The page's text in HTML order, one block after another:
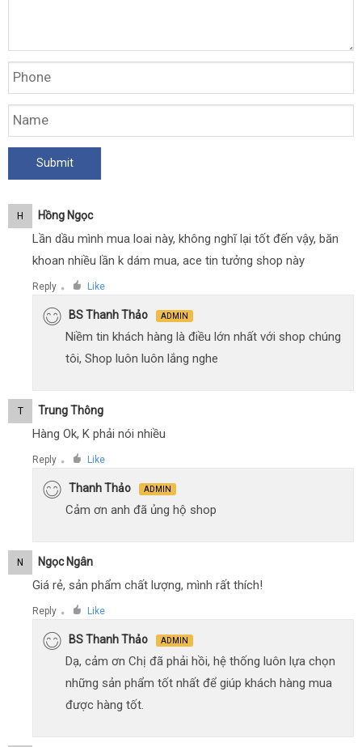
H Hồng Ngọc
Lần dầu mình mua loai này, không nghĩ lại tốt đến vậy, băn
khoan nhiều lần k dám mua, ace tin tưởng shop này
Reply ● Like
BS Thanh Thảo ADMIN
Niềm tin khách hàng là điều lớn nhất với shop chúng
tôi, Shop luôn luôn lắng nghe
T Trung Thông
Hàng Ok, K phải nói nhiều
Reply ● Like
Thanh Thảo ADMIN
Cảm ơn anh đã ủng hộ shop
N Ngọc Ngân
Giá rẻ, sản phẩm chất lượng, mình rất thích!
Reply ● Like
BS Thanh Thảo ADMIN
Dạ, cảm ơn Chị đã phải hồi, hệ thống luôn lựa chọn
những sản phẩm tốt nhất để giúp khách hàng mua
được hàng tốt.